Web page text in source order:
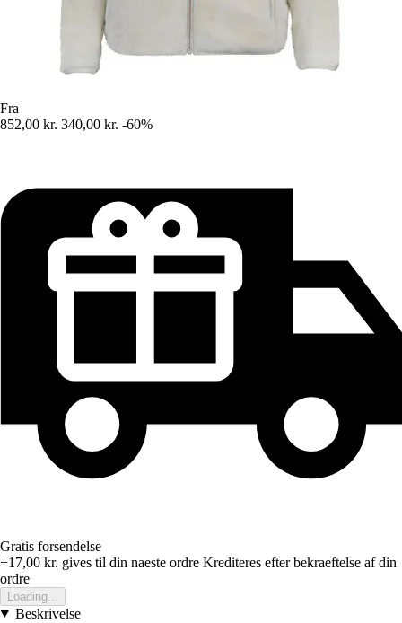
Fra
852,00 kr. 340,00 kr. -60%
Gratis forsendelse
+17,00 kr. gives til din naeste ordre Krediteres efter bekraeftelse af din
ordre
Loading...
Beskrivelse